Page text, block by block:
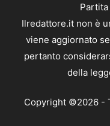
Partita
Ilredattore.it non è
viene aggiornato
pertanto
della
Copyright ©2026 -